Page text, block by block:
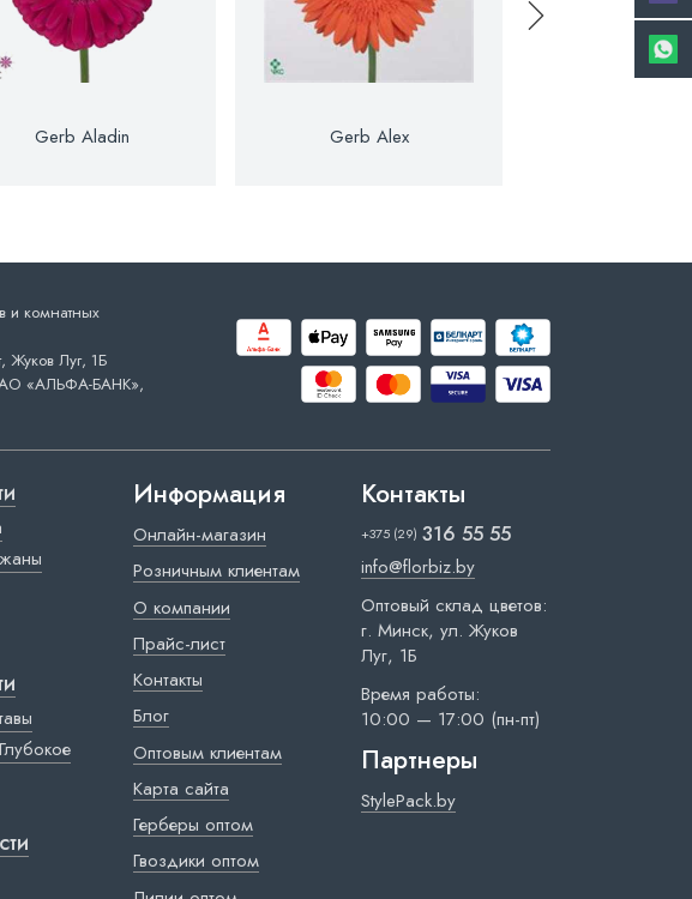
Gerb Aladin Gerb Alex
комнатных
Жуков Луг, 1Б
«АЛЬФА-БАНК»,
Глубокое
Информация
Онлайн-магазин
Розничным клиентам
О компании
Прайс-лист
Контакты
Блог
Оптовым клиентам
Карта сайта
Герберы оптом
Гвоздики оптом
Контакты
+375 (29) 316 55 55
info@florbiz.by
Оптовый склад цветов:
г. Минск, ул. Жуков
Луг, 1Б
Время работы:
10:00 — 17:00 (пн-пт)
Партнеры
StylePack.by